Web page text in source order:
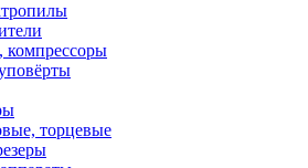
компрессоры
торцевые